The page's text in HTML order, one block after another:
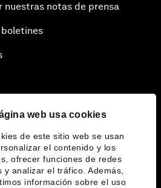
web usa cookies
de este sitio web se usan
el contenido y los
ofrecer funciones de redes
y analizar el tráfico. Además,
información sobre el uso
nuestras notas de prensa